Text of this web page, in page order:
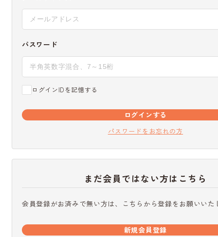
パスワード
ログインIDを記憶する
ログインする
パスワードをお忘れの方
まだ会員ではない方はこちら
会員登録がお済みで無い方は、こちらから登録をお願いいた
新規会員登録